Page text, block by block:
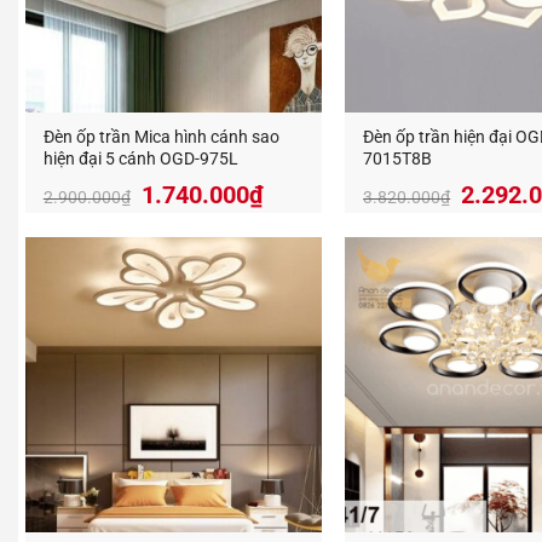
Đèn ốp trần Mica hình cánh sao
hiện đại 5 cánh OGD-975L
2.900.000₫
Giá
là:
2.900.000₫.
1.740.000₫Giá
hiện
tại
1.740.000₫.
Đèn ốp trần hiện đại
7015T8B
3.820.000₫ Giá
là: